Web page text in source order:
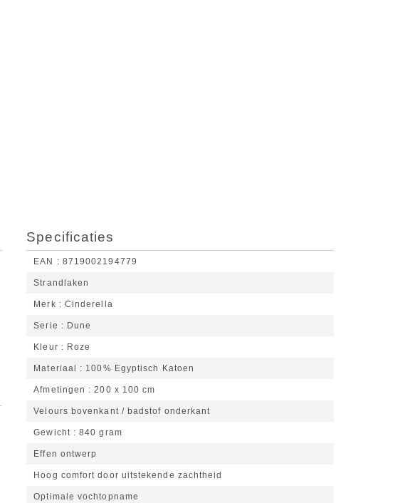
Specificaties
EAN 8719002194779
Strandlaken
Merk Cinderella
Serie Dune
Kleur Roze
Materiaal 100% Egyptisch Katoen
Afmetingen 200 x 100 cm
Velours bovenkant / badstof onderkant
Gewicht 840 gram
Effen ontwerp
Hoog comfort door uitstekende zachtheid
Optimale vochtopname